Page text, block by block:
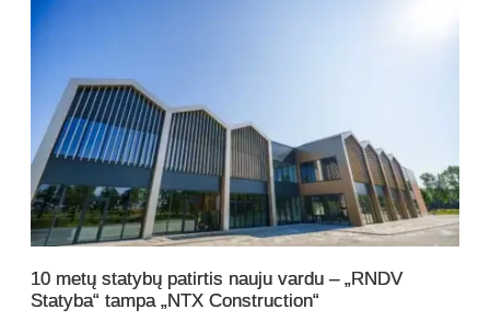
10 metų statybų patirtis nauju vardu – „RNDV
Statyba“ tampa „NTX Construction“